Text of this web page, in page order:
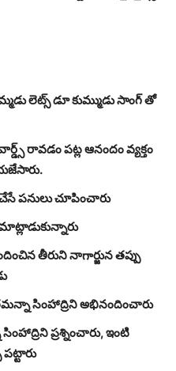
లెట్స్ డూ కుమ్ముడు సాంగ్ తో
రావడం పట్ల ఆనందం వ్యక్తం
పనులు చూపించారు
తీరుని నాగార్జున తప్పు
సింహాద్రిని అభినందించారు
ప్రశ్నించారు, ఇంటి